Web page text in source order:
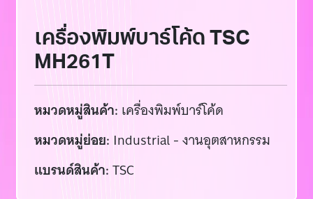
เครื่องพิมพ์บาร์โค้ด TSC
MH261T
หมวดหมู่สินค้า: เครื่องพิมพ์บาร์โค้ด
หมวดหมู่ย่อย: Industrial - งานอุตสาหกรรม
แบรนด์สินค้า:TSC